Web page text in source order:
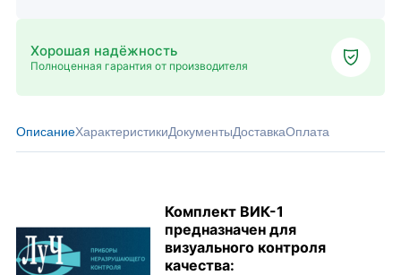
Хорошая надёжность
Полноценная гарантия от производителя
ОписаниеХарактеристикиДокументыДоставкаОплата
Комплект ВИК-1
предназначен для
визуального контроля
качества: